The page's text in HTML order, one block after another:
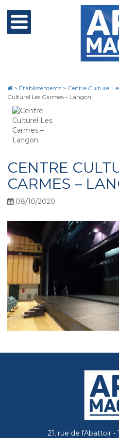
> Établissements > Centre Culturel
Culturel Les Carmes – Langon
CENTRE
CARMES –
08/10/2020
21, rue de l'Abattoir -